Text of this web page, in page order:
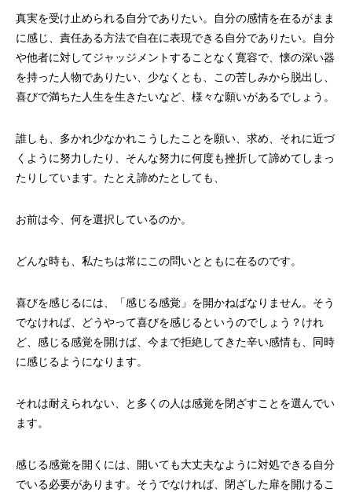
真実を受け止められる自分でありたい。自分の感情を在るがまま
に感じ、責任ある方法で自在に表現できる自分でありたい。自分
や他者に対してジャッジメントすることなく寛容で、懐の深い器
を持った人物でありたい、少なくとも、この苦しみから脱出し、
喜びで満ちた人生を生きたいなど、様々な願いがあるでしょう。
誰しも、多かれ少なかれこうしたことを願い、求め、それに近づ
くように努力したり、そんな努力に何度も挫折して諦めてしまっ
たりしています。たとえ諦めたとしても、
お前は今、何を選択しているのか。
どんな時も、私たちは常にこの問いとともに在るのです。
喜びを感じるには、「感じる感覚」を開かねばなりません。そう
でなければ、どうやって喜びを感じるというのでしょう？けれ
ど、感じる感覚を開けば、今まで拒絶してきた辛い感情も、同時
に感じるようになります。
それは耐えられない、と多くの人は感覚を閉ざすことを選んでい
ます。
感じる感覚を開くには、開いても大丈夫なように対処できる自分
でいる必要があります。そうでなければ、閉ざした扉を開けるこ